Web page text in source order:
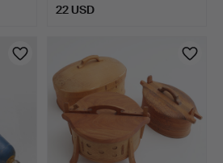
22 USD